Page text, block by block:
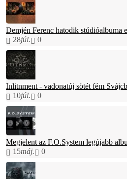
Demjén Ferenc hatodik stúdióalbuma
28júl. 0
Inlitnment - vadonatúj sötét fém
10júl. 0
Megjelent az F.O.System legújabb
15máj. 0